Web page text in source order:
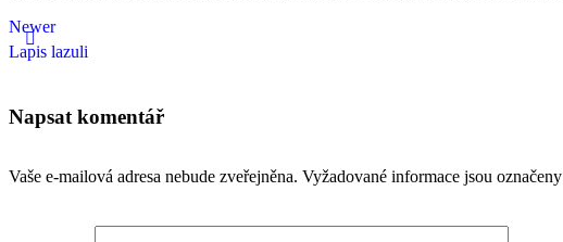
Newer
Lapis lazuli
Napsat komentář
Vaše e-mailová adresa nebude zveřejněna. Vyžadované informace jsou označeny